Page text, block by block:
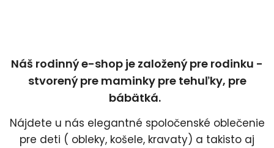
Náš rodinný e-shop je založený pre rodinku -
stvorený pre maminky pre tehuľky, pre
bábätká.
Nájdete u nás elegantné spoločenské oblečenie
pre deti ( obleky, košele, kravaty) a takisto aj